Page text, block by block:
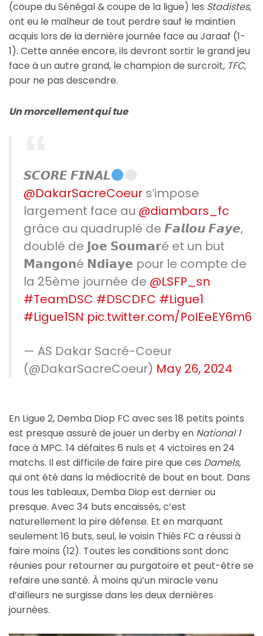
(coupe du Sénégal & coupe de la ligue) les Stadistes,
ont eu le malheur de tout perdre sauf le maintien
acquis lors de la dernière journée face au Jaraaf (1-
1). Cette année encore, ils devront sortir le grand jeu
face à un autre grand, le champion de surcroit, TFC,
pour ne pas descendre.
Un morcellement qui tue
𝙎𝘾𝙊𝙍𝙀 𝙁𝙄𝙉𝘼𝙇
@DakarSacreCoeur s’impose
largement face au @diambars_fc
grâce au quadruplé de 𝙁𝙖𝙡𝙡𝙤𝙪 𝙁𝙖𝙮𝙚,
doublé de 𝗝𝗼𝗲 𝗦𝗼𝘂𝗺𝗮𝗿é et un but
𝗠𝗮𝗻𝗴𝗼𝗻é 𝗡𝗱𝗶𝗮𝘆𝗲 pour le compte de
la 25ème journée de @LSFP_sn
#TeamDSC #DSCDFC #Ligue1
#Ligue1SN pic.twitter.com/PoIEeEY6m6
— AS Dakar Sacré-Coeur
(@DakarSacreCoeur) May 26, 2024
En Ligue 2, Demba Diop FC avec ses 18 petits points
est presque assuré de jouer un derby en National 1
face à MPC. 14 défaites 6 nuls et 4 victoires en 24
matchs. Il est difficile de faire pire que ces Damels,
qui ont été dans la médiocrité de bout en bout. Dans
tous les tableaux, Demba Diop est dernier ou
presque. Avec 34 buts encaissés, c’est
naturellement la pire défense. Et en marquant
seulement 16 buts, seul, le voisin Thiès FC a réussi à
faire moins (12). Toutes les conditions sont donc
réunies pour retourner au purgatoire et peut-être se
refaire une santé. À moins qu’un miracle venu
d’ailleurs ne surgisse dans les deux dernières
journées.